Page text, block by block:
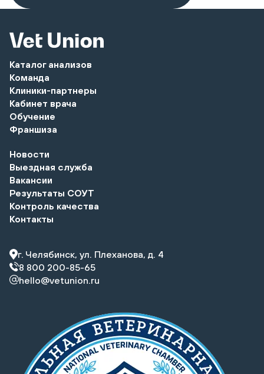
Каталог анализов
Команда
Клиники-партнеры
Кабинет врача
Обучение
Франшиза
Новости
Выездная служба
Вакансии
Результаты СОУТ
Контроль качества
Контакты
г. Челябинск, ул. Плеханова, д. 4
8 800 200-85-65
hello@vetunion.ru